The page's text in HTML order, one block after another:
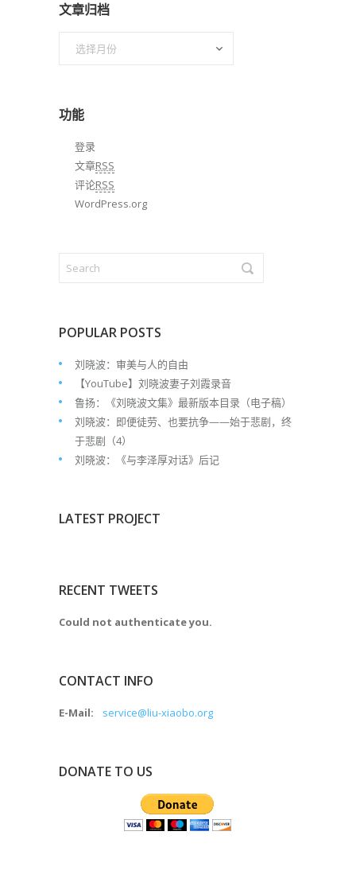
文章归档
功能
登录
文章RSS
评论RSS
WordPress.org
POPULAR POSTS
刘晓波：审美与人的自由
【YouTube】刘晓波妻子刘霞录音
鲁扬：《刘晓波文集》最新版本目录（电子稿）
刘晓波：即便徒劳、也要抗争——始于悲剧，终
于悲剧（4）
刘晓波：《与李泽厚对话》后记
LATEST PROJECT
RECENT TWEETS
Could not authenticate you.
CONTACT INFO
E-Mail: service@liu-xiaobo.org
DONATE TO US